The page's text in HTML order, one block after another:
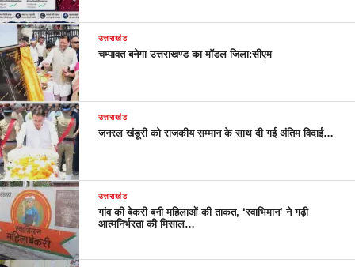
उत्तराखंड
चम्पावत बनेगा उत्तराखण्ड का मॉडल जिला:सीएम
उत्तराखंड
जनरल खंडूरी को राजकीय सम्मान के साथ दी गई अंतिम विदाई…
उत्तराखंड
गांव की बेकरी बनी महिलाओं की ताकत, ‘स्वाभिमान’ ने गढ़ी
आत्मनिर्भरता की मिसाल…